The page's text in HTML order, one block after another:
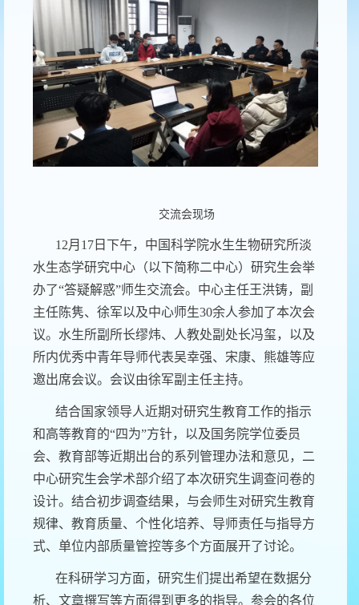
交流会现场
12月 17 日下午，中国科学院水生生物研究所淡
水生态学研究中心（以下简称二中心）研究生会举
办了“答疑解惑”师生交流会。中心主任王洪铸，副
主任陈隽、徐军以及中心师生30余人参加了本次会
议。水生所副所长缪炜、人教处副处长冯玺，以及
所内优秀中青年导师代表吴幸强、宋康、熊雄等应
邀出席会议。会议由徐军副主任主持。
结合国家领导人近期对研究生教育工作的指示
和高等教育的“四为”方针，以及国务院学位委员
会、教育部等近期出台的系列管理办法和意见，二
中心研究生会学术部介绍了本次研究生调查问卷的
设计。结合初步调查结果，与会师生对研究生教育
规律、教育质量、个性化培养、导师责任与指导方
式、单位内部质量管控等多个方面展开了讨论。
在科研学习方面，研究生们提出希望在数据分
析、文章撰写等方面得到更多的指导。参会的各位